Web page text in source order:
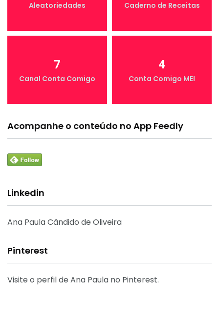
Aleatoriedades Caderno de Receitas
7
Canal Conta Comigo
4
Conta Comigo MEI
Acompanhe o conteúdo no App Feedly
Linkedin
Ana Paula Cândido de Oliveira
Pinterest
Visite o perfil de Ana Paula no Pinterest.